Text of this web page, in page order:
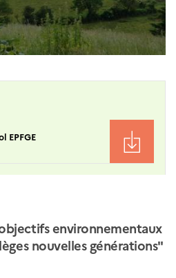
EPFGE
environnementaux
nouvelles générations"